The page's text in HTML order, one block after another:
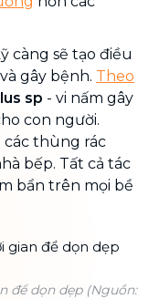
càng sẽ tạo điều
gây bệnh. Theo
sp - vi nấm gây
con người.
thùng rác
bếp. Tất cả tác
bẩn trên mọi bề
để dọn dẹp (Nguồn: